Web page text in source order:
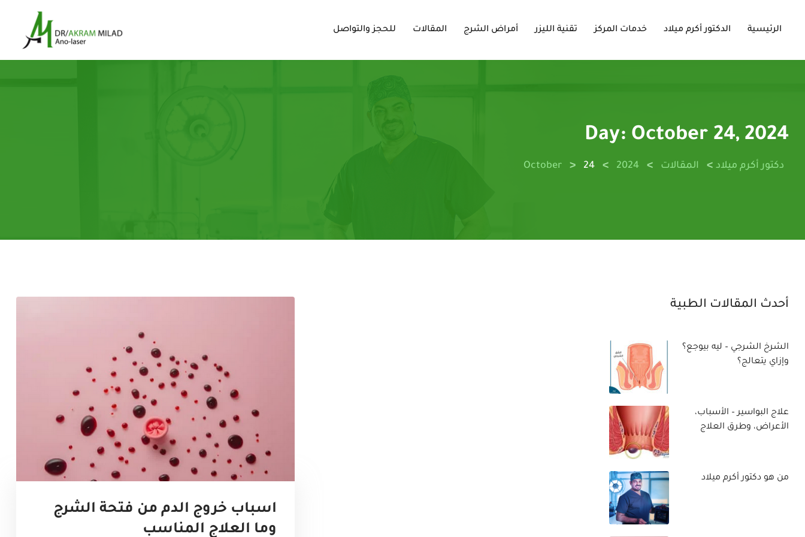
الرئيسية الدكتور أكرم ميلاد خدمات المركز تقنية الليزر أمراض الشرج المقالات للحجز والتواصل
Day: October 24, 2024
دكتور أكرم ميلاد > المقالات >
2024
>
October > 24
اسباب خروج الدم من فتحة الشرج
وما العلاج المناسب
أحدث المقالات الطبية
الشرخ الشرجي – ليه بيوجع؟
وإزاي يتعالج؟
علاج البواسير – الأسباب،
الأعراض، وطرق العلاج
من هو دكتور أكرم ميلاد